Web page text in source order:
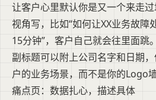
让客户心里默认你是又一个来走
视角写，比如“如何让XX业务故障
15分钟”，客户自己就会往里面跳。
副标题可以附上公司名字和日期
户的业务场景，而不是你的Logo墙
痛点页：数据扎心，描述具体